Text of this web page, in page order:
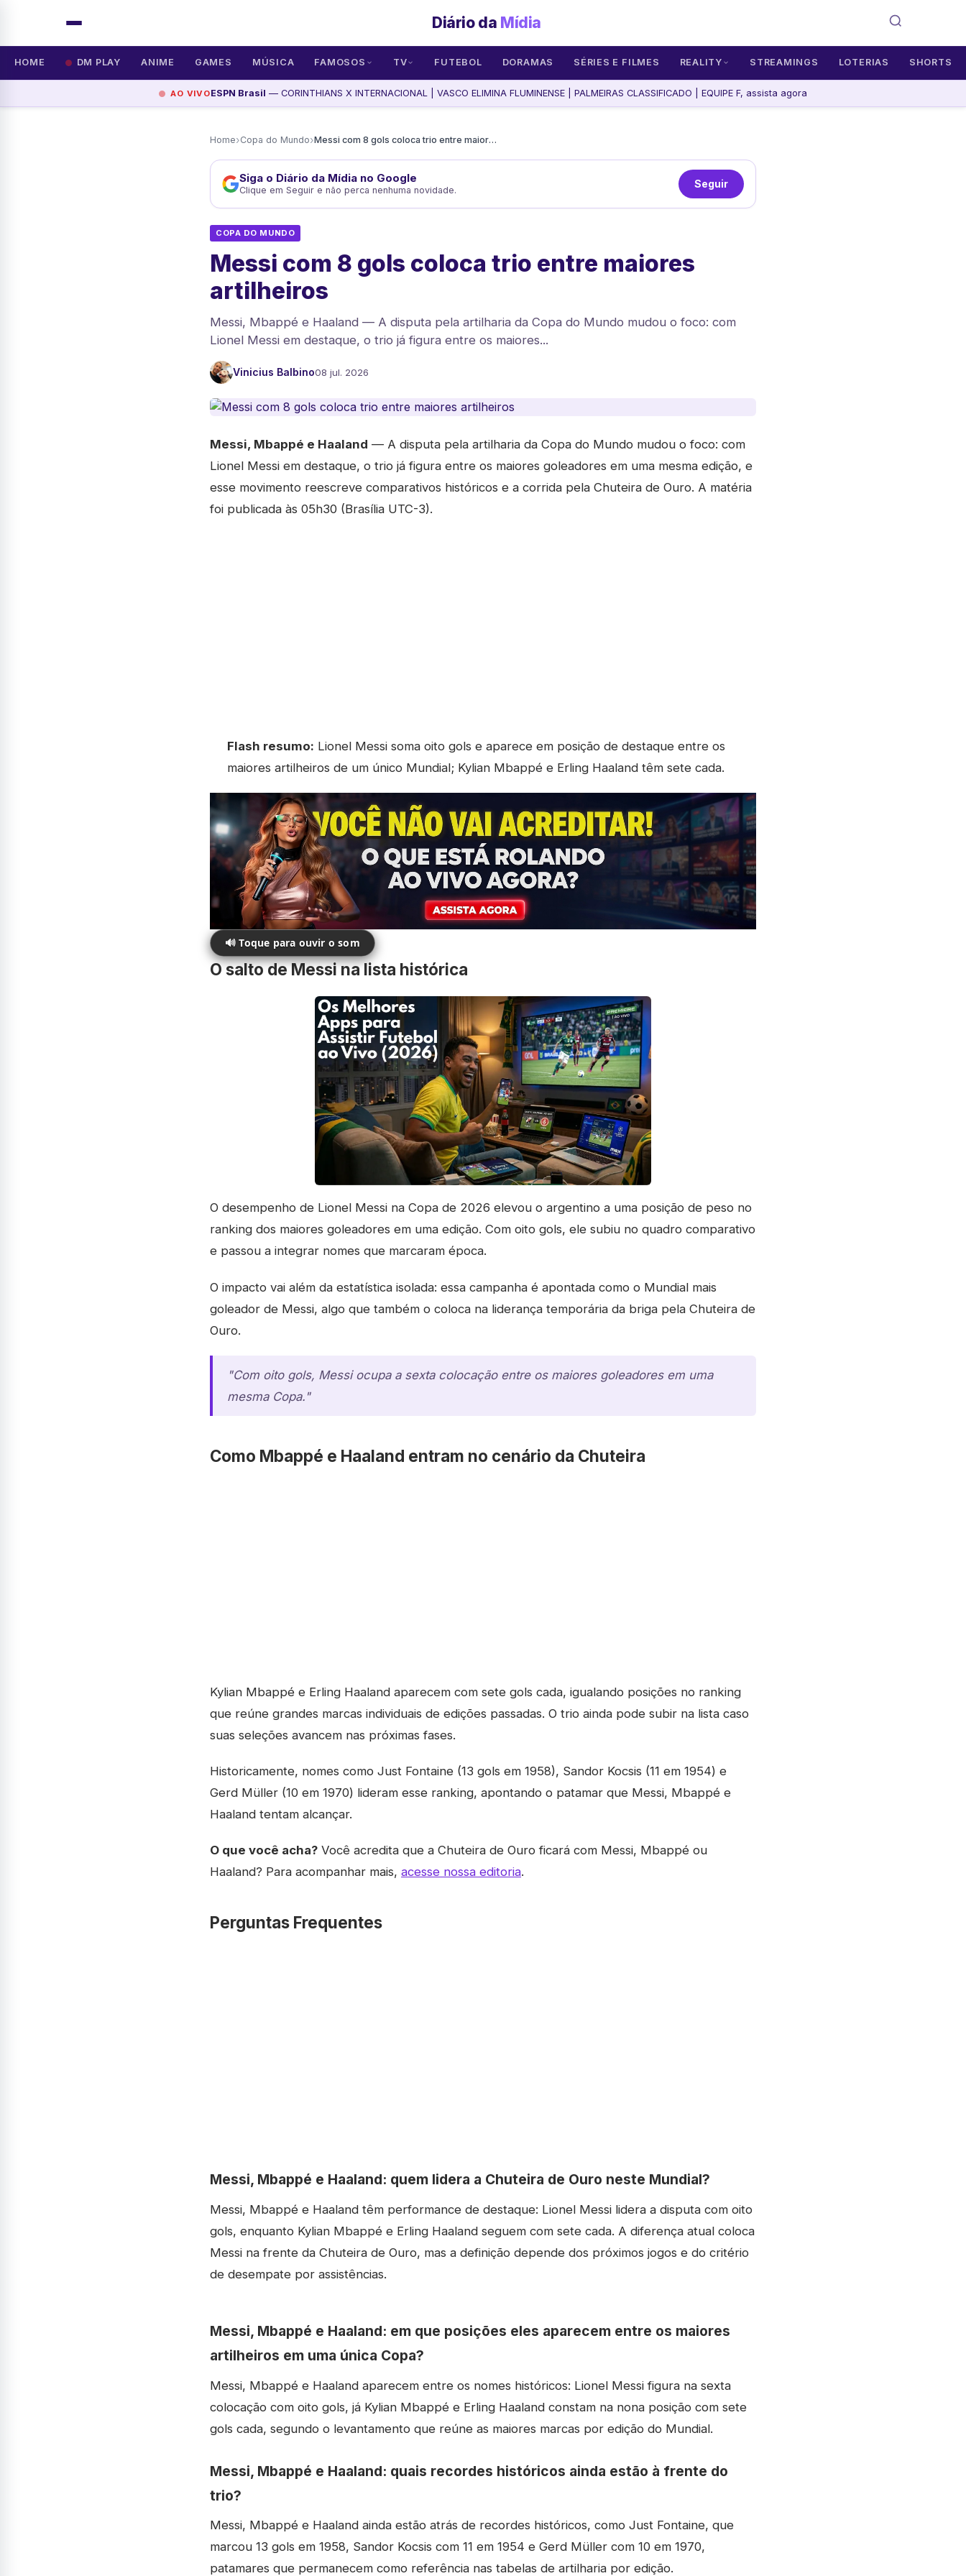
Diário da Mídia
HOME DM PLAY ANIME GAMES MÚSICA FAMOSOS TV FUTEBOL DORAMAS SÉRIES E FILMES REALITY STREAMINGS LOTERIAS SHORTS
AO VIVOESPN Brasil — CORINTHIANS X INTERNACIONAL | VASCO ELIMINA FLUMINENSE | PALMEIRAS CLASSIFICADO | EQUIPE F, assista agora
Home›Copa do Mundo› Messi com 8 gols coloca trio entre maiores artilheiros
Siga o Diário da Mídia no Google
Clique em Seguir e não perca nenhuma novidade.
Seguir
COPA DO MUNDO
Messi com 8 gols coloca trio entre maiores
artilheiros
Messi, Mbappé e Haaland — A disputa pela artilharia da Copa do Mundo mudou o foco: com
Lionel Messi em destaque, o trio já figura entre os maiores...
Vinicius Balbino08 jul. 2026
Messi, Mbappé e Haaland — A disputa pela artilharia da Copa do Mundo mudou o foco: com
Lionel Messi em destaque, o trio já figura entre os maiores goleadores em uma mesma edição, e
esse movimento reescreve comparativos históricos e a corrida pela Chuteira de Ouro. A matéria
foi publicada às 05h30 (Brasília UTC-3).
Flash resumo: Lionel Messi soma oito gols e aparece em posição de destaque entre os
maiores artilheiros de um único Mundial; Kylian Mbappé e Erling Haaland têm sete cada.
🔊 Toque para ouvir o som
O salto de Messi na lista histórica
O desempenho de Lionel Messi na Copa de 2026 elevou o argentino a uma posição de peso no
ranking dos maiores goleadores em uma edição. Com oito gols, ele subiu no quadro comparativo
e passou a integrar nomes que marcaram época.
O impacto vai além da estatística isolada: essa campanha é apontada como o Mundial mais
goleador de Messi, algo que também o coloca na liderança temporária da briga pela Chuteira de
Ouro.
"Com oito gols, Messi ocupa a sexta colocação entre os maiores goleadores em uma
mesma Copa."
Como Mbappé e Haaland entram no cenário da Chuteira
Kylian Mbappé e Erling Haaland aparecem com sete gols cada, igualando posições no ranking
que reúne grandes marcas individuais de edições passadas. O trio ainda pode subir na lista caso
suas seleções avancem nas próximas fases.
Historicamente, nomes como Just Fontaine (13 gols em 1958), Sandor Kocsis (11 em 1954) e
Gerd Müller (10 em 1970) lideram esse ranking, apontando o patamar que Messi, Mbappé e
Haaland tentam alcançar.
O que você acha? Você acredita que a Chuteira de Ouro ficará com Messi, Mbappé ou
Haaland? Para acompanhar mais, acesse nossa editoria.
Perguntas Frequentes
Messi, Mbappé e Haaland: quem lidera a Chuteira de Ouro neste Mundial?
Messi, Mbappé e Haaland têm performance de destaque: Lionel Messi lidera a disputa com oito
gols, enquanto Kylian Mbappé e Erling Haaland seguem com sete cada. A diferença atual coloca
Messi na frente da Chuteira de Ouro, mas a definição depende dos próximos jogos e do critério
de desempate por assistências.
Messi, Mbappé e Haaland: em que posições eles aparecem entre os maiores
artilheiros em uma única Copa?
Messi, Mbappé e Haaland aparecem entre os nomes históricos: Lionel Messi figura na sexta
colocação com oito gols, já Kylian Mbappé e Erling Haaland constam na nona posição com sete
gols cada, segundo o levantamento que reúne as maiores marcas por edição do Mundial.
Messi, Mbappé e Haaland: quais recordes históricos ainda estão à frente do
trio?
Messi, Mbappé e Haaland ainda estão atrás de recordes históricos, como Just Fontaine, que
marcou 13 gols em 1958, Sandor Kocsis com 11 em 1954 e Gerd Müller com 10 em 1970,
patamares que permanecem como referência nas tabelas de artilharia por edição.